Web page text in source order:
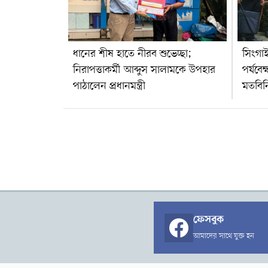
দেশ পুনর্গঠনের পরিকল্পনা বাস্তবায়নে সবাইকে কাজ
করতে হবে।
ধানের শীষ হাতে নীরব শুভেচ্ছা;
নিরাপত্তাকর্মী আব্দুস সালামকে উপহার
পাঠালেন প্রধানমন্ত্রী
ফেসবুক
আমাদের সাথে যুক্ত হন